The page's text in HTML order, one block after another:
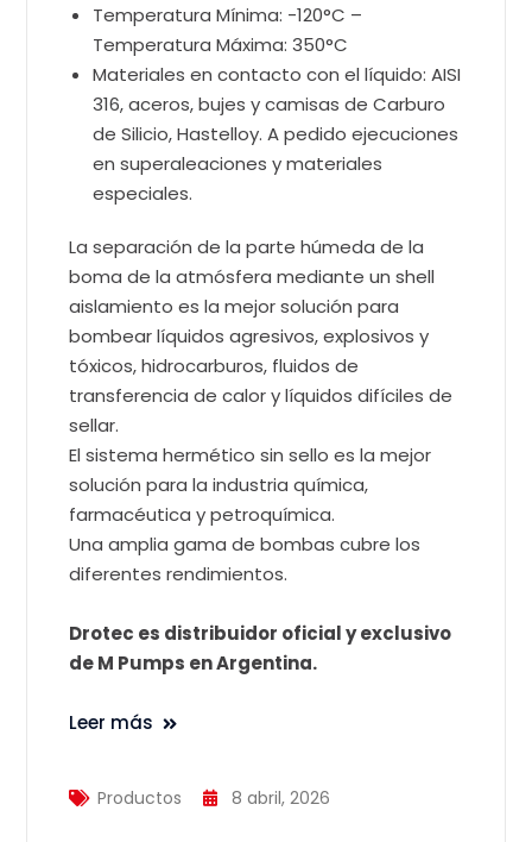
Temperatura Mínima: -120°C –
Temperatura Máxima: 350°C
Materiales en contacto con el líquido: AISI
316, aceros, bujes y camisas de Carburo
de Silicio, Hastelloy. A pedido ejecuciones
en superaleaciones y materiales
especiales.
La separación de la parte húmeda de la
boma de la atmósfera mediante un shell
aislamiento es la mejor solución para
bombear líquidos agresivos, explosivos y
tóxicos, hidrocarburos, fluidos de
transferencia de calor y líquidos difíciles de
sellar.
El sistema hermético sin sello es la mejor
solución para la industria química,
farmacéutica y petroquímica.
Una amplia gama de bombas cubre los
diferentes rendimientos.
Drotec es distribuidor oficial y exclusivo
de M Pumps en Argentina.
Leer más
Productos 8 abril, 2026